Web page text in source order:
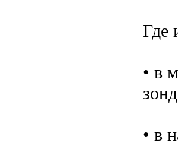
Где
• в
• в